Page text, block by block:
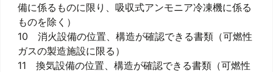
備に係るものに限り、吸収式アンモニア冷凍機に係る
ものを除く）
10 消火設備の位置、構造が確認できる書類（可燃性
ガスの製造施設に限る）
11 換気設備の位置、構造が確認できる書類（可燃性